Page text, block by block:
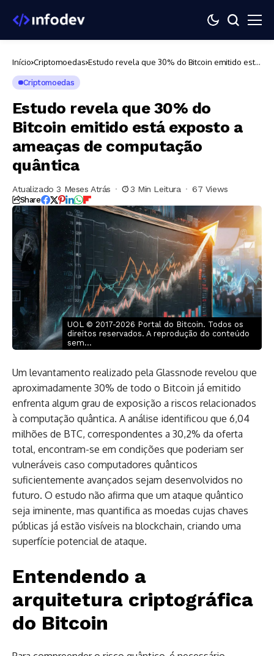
Início Criptomoedas Estudo revela que 30% do Bitcoin emitido está
Criptomoedas
Estudo revela que 30% do
Bitcoin emitido está exposto a
ameaças de computação
quântica
Atualizado 3 Meses Atrás 3 Min Leitura 67 Views
Share
UOL © 2017-2026 Portal do Bitcoin. Todos os
direitos reservados. A reprodução do conteúdo
sem...
Um levantamento realizado pela Glassnode revelou que
aproximadamente 30% de todo o Bitcoin já emitido
enfrenta algum grau de exposição a riscos relacionados
à computação quântica. A análise identificou que 6,04
milhões de BTC, correspondentes a 30,2% da oferta
total, encontram-se em condições que poderiam ser
vulneráveis caso computadores quânticos
suficientemente avançados sejam desenvolvidos no
futuro. O estudo não afirma que um ataque quântico
seja iminente, mas quantifica as moedas cujas chaves
públicas já estão visíveis na blockchain, criando uma
superfície potencial de ataque.
Entendendo a
arquitetura criptográfica
do Bitcoin